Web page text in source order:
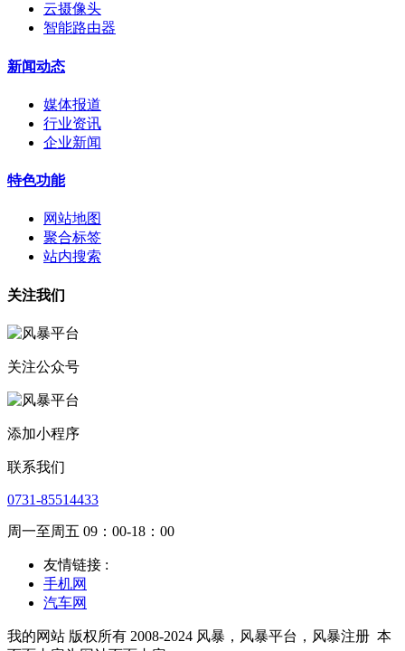
云摄像头
智能路由器
新闻动态
媒体报道
行业资讯
企业新闻
特色功能
网站地图
聚合标签
站内搜索
关注我们
关注公众号
添加小程序
联系我们
0731-85514433
周一至周五 09：00-18：00
友情链接 :
手机网
汽车网
我的网站 版权所有 2008-2024 风暴，风暴平台，风暴注册 本